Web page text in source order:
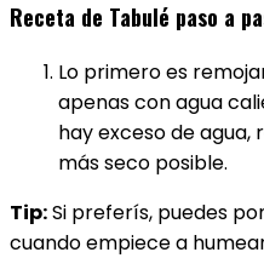
Receta de Tabulé paso a
Lo primero es
apenas con agua
hay exceso de
más seco posible.
Tip:Si preferís, puedes
cuando empiece a